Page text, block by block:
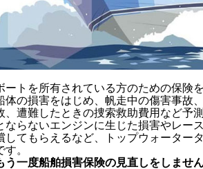
ートを所有されている方のための保険
体の損害をはじめ、帆走中の傷害事故
、遭難したときの捜索救助費用など予
ならないエンジンに生じた損害やレー
してもらえるなど、トップウォーター
す。
う一度船舶損害保険の見直しをしませ